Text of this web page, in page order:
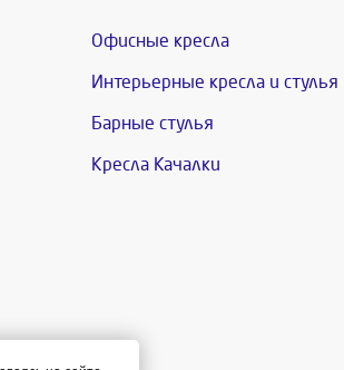
Офисные кресла
Интерьерные кресла и стулья
Барные стулья
Кресла Качалки